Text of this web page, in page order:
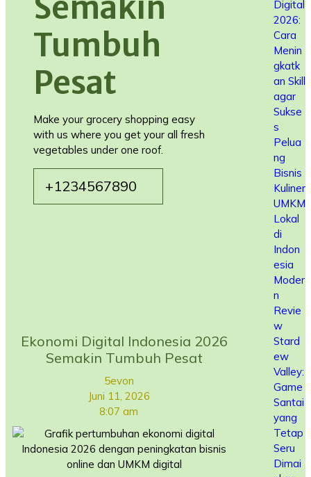
Tumbuh
Pesat
Make your grocery shopping easy
with us where you get your all fresh
vegetables under one roof.
+1234567890
Ekonomi Digital Indonesia 2026
Semakin Tumbuh Pesat
5evon
Juni 11, 2026
8:07 am
Digital
2026:
Cara
Menin
gkatk
an Skill
agar
Sukse
s
Pelua
ng
Bisnis
Kuliner
UMKM
Lokal
di
Indon
esia
Moder
n
Revie
w
Stard
ew
Valley:
Game
Santai
yang
Tetap
Seru
Dimai